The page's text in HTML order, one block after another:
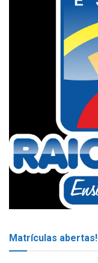
Matrículas abertas!